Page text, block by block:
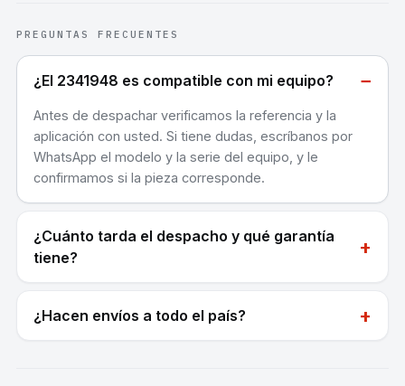
PREGUNTAS FRECUENTES
¿El 2341948 es compatible con mi equipo? −
Antes de despachar verificamos la referencia y la
aplicación con usted. Si tiene dudas, escríbanos por
WhatsApp el modelo y la serie del equipo, y le
confirmamos si la pieza corresponde.
¿Cuánto tarda el despacho y qué garantía
tiene?
+
¿Hacen envíos a todo el país? +